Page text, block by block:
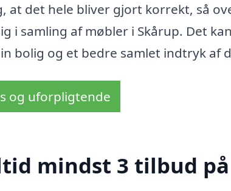
at det hele bliver gjort korrekt, så
i samling af møbler i Skårup. Det
bolig og et bedre samlet indtryk af
og uforpligtende
mindst 3 tilbud